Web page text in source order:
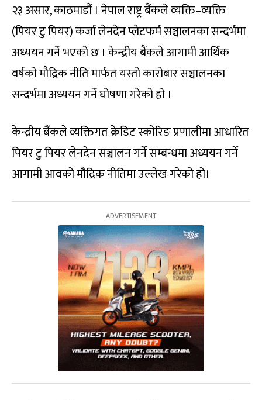
२३ असार, काठमाडौं । नेपाल राष्ट्र बैंकले व्यक्ति–व्यक्ति
(पियर टु पियर) कर्जा लेनदेन प्लेटफर्म सञ्चालनका सन्दर्भमा
अध्ययन गर्ने भएको छ । केन्द्रीय बैंकले आगामी आर्थिक
वर्षको मौद्रिक नीति मार्फत यस्तो कारोबार सञ्चालनका
सन्दर्भमा अध्ययन गर्ने घोषणा गरेको हो ।
केन्द्रीय बैंकले व्यक्तिगत क्रेडिट स्कोरिङ प्रणालीमा आधारित
पियर टु पियर लेनदेन सञ्चालन गर्ने सम्बन्धमा अध्ययन गर्ने
आगामी आवको मौद्रिक नीतिमा उल्लेख गरेको हो।